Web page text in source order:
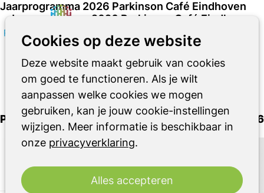
Cookies op deze website
Deze website maakt gebruik van cookies
om goed te functioneren. Als je wilt
aanpassen welke cookies we mogen
gebruiken, kan je jouw cookie-instellingen
wijzigen. Meer informatie is beschikbaar in
onze privacyverklaring.
Alles accepteren
Jaarprogramma 2026 Parkinson Café Eindhoven
Jaarprogramma 2026 Parkinson Café Eindhoven
15 januari 2026
Parkinson Café Eindhoven - Jaarprogramma 2026